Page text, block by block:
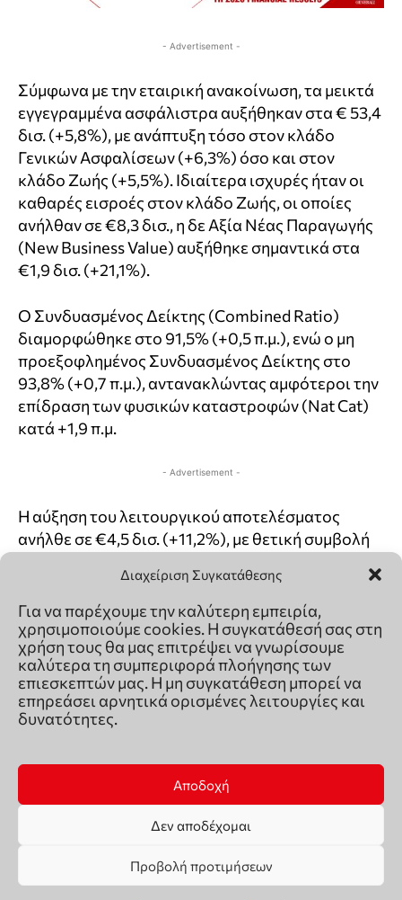
Διαχείριση Συγκατάθεσης
Για να παρέχουμε την καλύτερη εμπειρία,
χρησιμοποιούμε cookies. Η συγκατάθεσή σας στη
χρήση τους θα μας επιτρέψει να γνωρίσουμε
καλύτερα τη συμπεριφορά πλοήγησης των
επιεσκεπτών μας. Η μη συγκατάθεση μπορεί να
επηρεάσει αρνητικά ορισμένες λειτουργίες και
δυνατότητες.
Αποδοχή
Δεν αποδέχομαι
Προβολή προτιμήσεων